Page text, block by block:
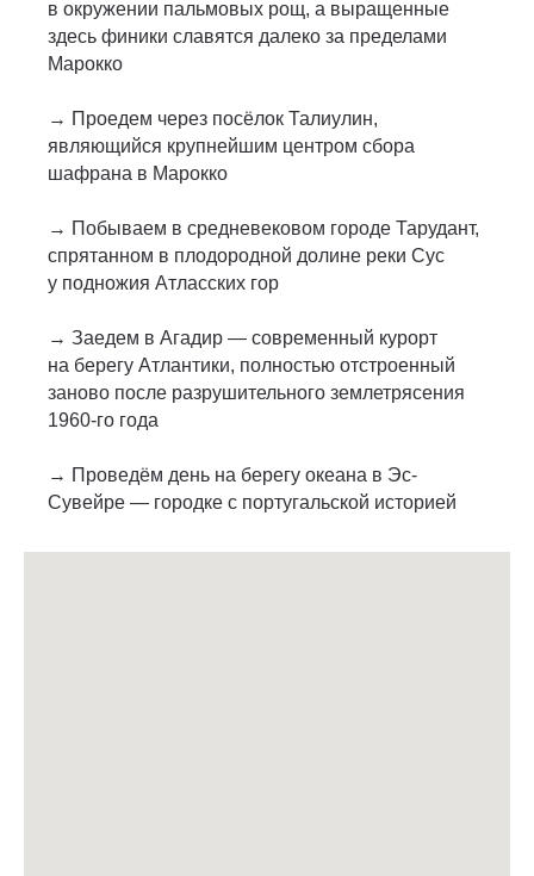
в окружении пальмовых рощ, а выращенные
здесь финики славятся далеко за пределами
Марокко
→ Проедем через посёлок Талиулин,
являющийся крупнейшим центром сбора
шафрана в Марокко
→ Побываем в средневековом городе Тарудант,
спрятанном в плодородной долине реки Сус
у подножия Атласских гор
→ Заедем в Агадир — современный курорт
на берегу Атлантики, полностью отстроенный
заново после разрушительного землетрясения
1960-го года
→ Проведём день на берегу океана в Эс-
Сувейре — городке с португальской историей